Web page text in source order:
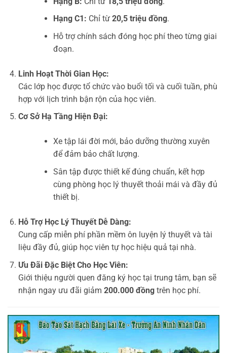
Hạng C1: Chỉ từ 20,5 triệu đồng.
Hỗ trợ chính sách đóng học phí theo từng giai
đoạn.
Linh Hoạt Thời Gian Học:
Các lớp học được tổ chức vào buổi tối và cuối tuần, phù
hợp với lịch trình bận rộn của học viên.
Cơ Sở Hạ Tầng Hiện Đại:
Xe tập lái đời mới, bảo dưỡng thường xuyên
để đảm bảo chất lượng.
Sân tập được thiết kế đúng chuẩn, kết hợp
cùng phòng học lý thuyết thoải mái và đầy đủ
thiết bị.
Hỗ Trợ Học Lý Thuyết Dễ Dàng:
Cung cấp miễn phí phần mềm ôn luyện lý thuyết và tài
liệu đầy đủ, giúp học viên tự học hiệu quả tại nhà.
Ưu Đãi Đặc Biệt Cho Học Viên:
Giới thiệu người quen đăng ký học tại trung tâm, bạn sẽ
nhận ngay ưu đãi giảm 200.000 đồngtrên học phí.